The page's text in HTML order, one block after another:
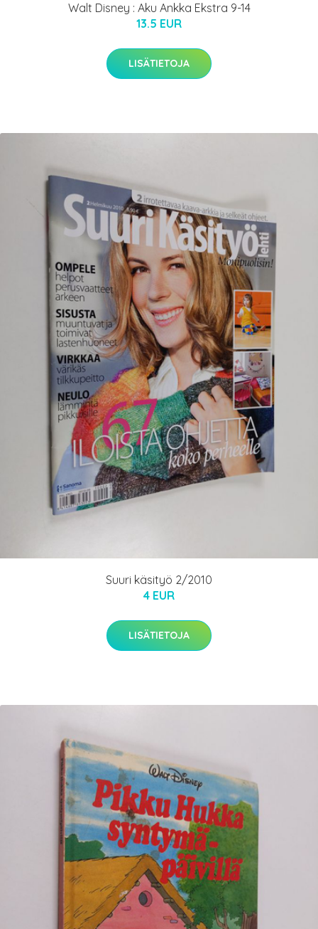
Walt Disney : Aku Ankka Ekstra 9-14
13.5 EUR
LISÄTIETOJA
Suuri käsityö 2/2010
4 EUR
LISÄTIETOJA